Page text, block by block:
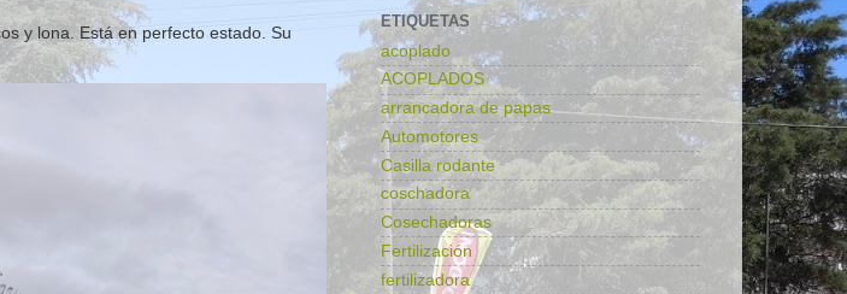
y lona. Está en perfecto estado. Su
ETIQUETAS
acoplado
ACOPLADOS
arrancadora de papas
Automotores
Casilla rodante
coschadora
Cosechadoras
Fertilización
fertilizadora